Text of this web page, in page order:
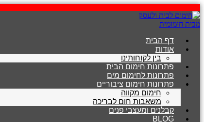
לתוכן
דף הבית
אודות
בין לקוחותינו
פתרונות חימום הבית
פתרונות לחימום מים
פתרונות חימום ציבוריים
חימום מקווה
משאבות חום לבריכה
קבלנים ומעצבי פנים
BLOG